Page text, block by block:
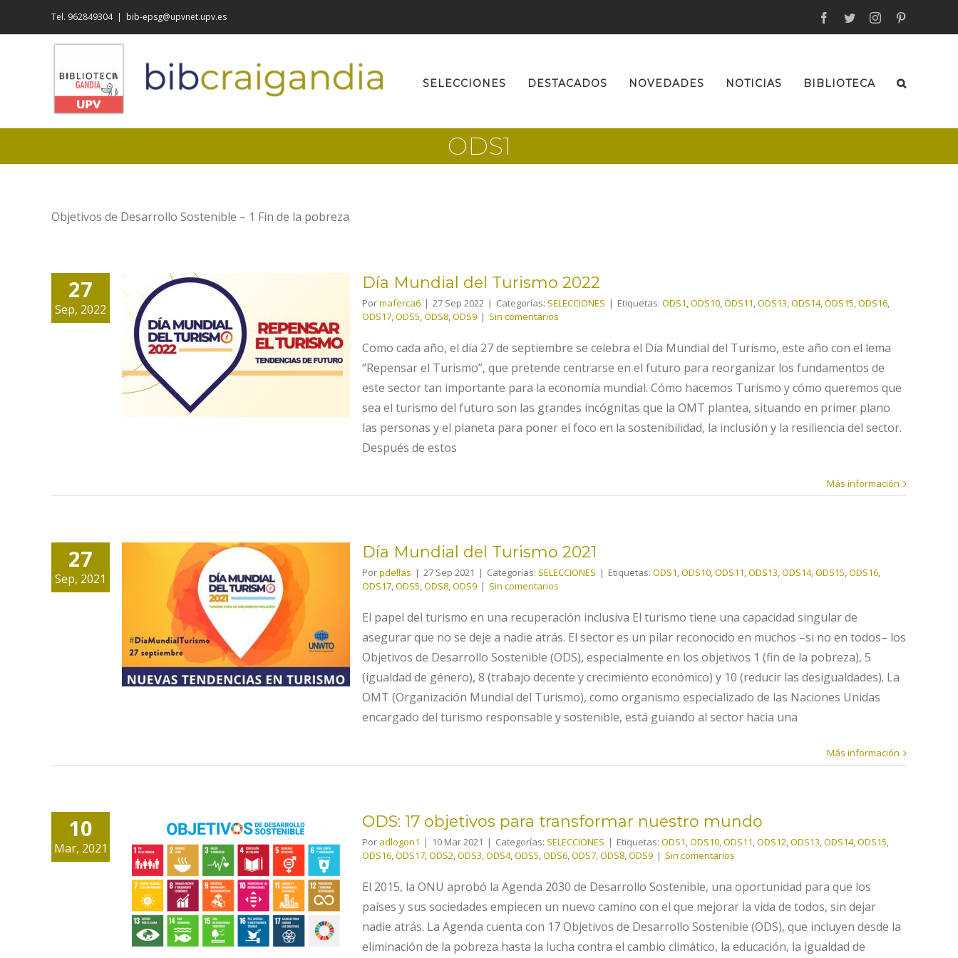
Tel. 962849304 | bib-epsg@upvnet.upv.es facebook
twitterinstagram
Buscar:
SELECCIONES DESTACADOS NOVEDADES NOTICIAS BIBLIOTECA
ODS1
Objetivos de Desarrollo Sostenible – 1 Fin de la pobreza
27
Sep, 2022
Día Mundial del
Turismo 2022
Día Mundial del Turismo 2022
Pormaferca6 | 27 Sep 2022 | Categorías: SELECCIONES | Etiquetas: ODS1,ODS10,ODS11,ODS13,ODS14,ODS15,ODS16,
ODS17,ODS5,ODS8,ODS9 | Sin comentarios
Como cada año, el día 27 de septiembre se celebra el Día Mundial del Turismo, este año con el lema
“Repensar el Turismo”, que pretende centrarse en el futuro para reorganizar los fundamentos de
este sector tan importante para la economía mundial. Cómo hacemos Turismo y cómo queremos que
sea el turismo del futuro son las grandes incógnitas que la OMT plantea, situando en primer plano
las personas y el planeta para poner el foco en la sostenibilidad, la inclusión y la resiliencia del sector.
Después de estos
Más información
27
Sep, 2021
Día Mundial del
Turismo 2021
Día Mundial del Turismo 2021
Porpdellas | 27 Sep 2021 | Categorías: SELECCIONES | Etiquetas: ODS1,ODS10,ODS11,ODS13,ODS14,ODS15,ODS16,
ODS17,ODS5,ODS8,ODS9 | Sin comentarios
El papel del turismo en una recuperación inclusiva El turismo tiene una capacidad singular de
asegurar que no se deje a nadie atrás. El sector es un pilar reconocido en muchos –si no en todos– los
Objetivos de Desarrollo Sostenible (ODS), especialmente en los objetivos 1 (fin de la pobreza), 5
(igualdad de género), 8 (trabajo decente y crecimiento económico) y 10 (reducir las desigualdades). La
OMT (Organización Mundial del Turismo), como organismo especializado de las Naciones Unidas
encargado del turismo responsable y sostenible, está guiando al sector hacia una
Más información
10
Mar, 2021
ODS: 17 objetivos para
transformar nuestro
mundo
ODS: 17 objetivos para transformar nuestro mundo
Por adlogon1 | 10 Mar 2021 | Categorías: SELECCIONES | Etiquetas: ODS1,ODS10,ODS11,ODS12,ODS13,ODS14,ODS15,
ODS16,ODS17,ODS2,ODS3,ODS4,ODS5,ODS6,ODS7,ODS8,ODS9 | Sin comentarios
El 2015, la ONU aprobó la Agenda 2030 de Desarrollo Sostenible, una oportunidad para que los
países y sus sociedades empiecen un nuevo camino con el que mejorar la vida de todos, sin dejar
nadie atrás. La Agenda cuenta con 17 Objetivos de Desarrollo Sostenible (ODS), que incluyen desde la
eliminación de la pobreza hasta la lucha contra el cambio climático, la educación, la igualdad de